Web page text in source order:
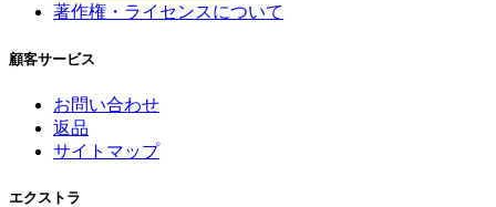
著作権・ライセンスについて
顧客サービス
お問い合わせ
返品
サイトマップ
エクストラ